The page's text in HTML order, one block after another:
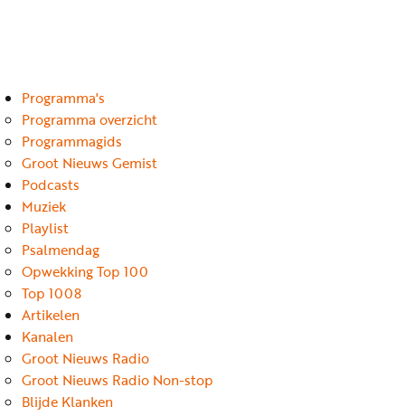
Programma's
Programma overzicht
Programmagids
Groot Nieuws Gemist
Podcasts
Muziek
Playlist
Psalmendag
Opwekking Top 100
Top 1008
Artikelen
Kanalen
Groot Nieuws Radio
Groot Nieuws Radio Non-stop
Blijde Klanken
Podcasts
Muziek
Artikelen
Kanalen
Steun
onze
missie
Info
Word